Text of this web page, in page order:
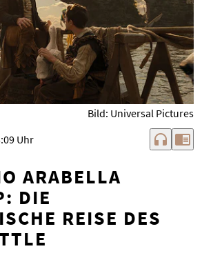
Bild: Universal Pictures
Uhr headphones chrome_reader_mode
ARABELLA
DIE
REISE DES